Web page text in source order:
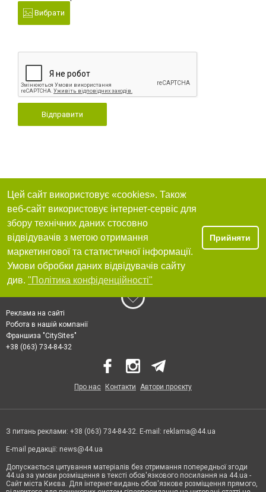
Вибрати
Відправити
Цей сайт використовує «cookies». Також
веб-сайт використовує інтернет-сервіс для
збору технічних даних стосовно
відвідувачів з метою отримання
маркетингової та статистичної інформації.
Умови обробки даних відвідувачів сайту
див. "Політика конфіденційності"
Прийняти
Реклама на сайті
Робота в нашій компанії
Франшиза "CitySites"
+38 (063) 734-84-32
Про нас Контакти Автори проєкту
З питань реклами: +38 (063) 734-84-32. E-mail: reklama@44.ua
E-mail редакції: news@44.ua
Допускається цитування матеріалів без отримання попередньої згоди
44.ua за умови розміщення в тексті обов'язкового посилання на 44.ua -
Сайт міста Києва. Для інтернет-видань обов'язкове розміщення прямого,